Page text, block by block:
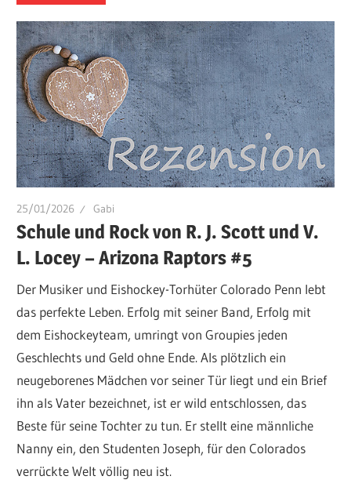
25/01/2026 Gabi
Schule und Rock von R. J. Scott und V.
L. Locey – Arizona Raptors #5
Der Musiker und Eishockey-Torhüter Colorado Penn lebt
das perfekte Leben. Erfolg mit seiner Band, Erfolg mit
dem Eishockeyteam, umringt von Groupies jeden
Geschlechts und Geld ohne Ende. Als plötzlich ein
neugeborenes Mädchen vor seiner Tür liegt und ein Brief
ihn als Vater bezeichnet, ist er wild entschlossen, das
Beste für seine Tochter zu tun. Er stellt eine männliche
Nanny ein, den Studenten Joseph, für den Colorados
verrückte Welt völlig neu ist.